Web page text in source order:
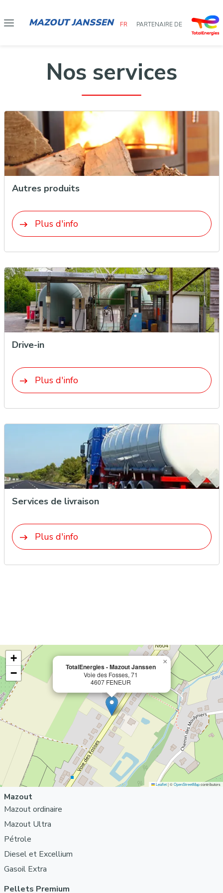
MAZOUT JANSSEN FR PARTENAIRE DE
Nos services
Autres produits
Plus d'info
Drive-in
Plus d'info
Services de livraison
Plus d'info
TotalEnergies -Mazout Janssen
Voie des Fosses, 71
4607 FENEUR
×
+
−
Leaflet|©OpenStreetMapcontributors
Mazout
Mazout ordinaire
Mazout Ultra
Pétrole
Diesel et Excellium
Gasoil Extra
Pellets Premium